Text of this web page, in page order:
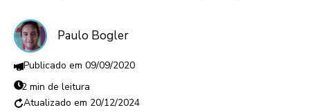
Paulo Bogler
09/09/2020
2 min de leitura
20/12/2024